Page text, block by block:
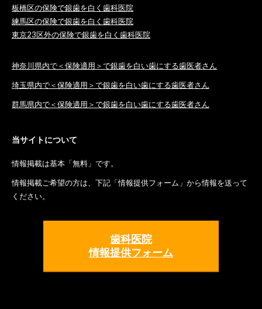
板橋区の保険で銀歯を白く歯科医院
練馬区の保険で銀歯を白く歯科医院
東京23区外の保険で銀歯を白く歯科医院
神奈川県内で＜保険適用＞で銀歯を白い歯にする歯医者さん
埼玉県内で＜保険適用＞で銀歯を白い歯にする歯医者さん
群馬県内で＜保険適用＞で銀歯を白い歯にする歯医者さん
当サイトについて
情報掲載は基本「無料」です。
情報掲載ご希望の方は、下記「情報提供フォーム」から情報を送って
ください。
歯科医院
情報提供フォーム